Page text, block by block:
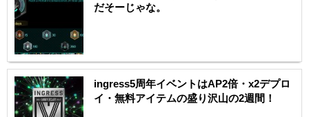
だそーじゃな。
ingress5周年イベントはAP2倍・x2デプロ
イ・無料アイテムの盛り沢山の2週間！